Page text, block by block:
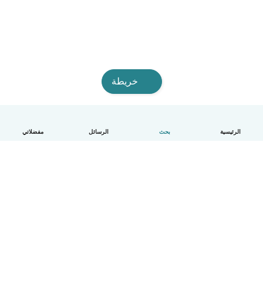
الرئيسية بحث الرسائل مفضلاتي
خريطة